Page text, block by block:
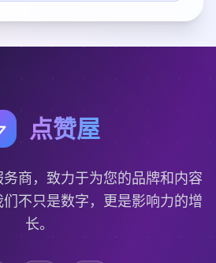
点赞屋
商，致力于为您的品牌和内容
不只是数字，更是影响力的增
长。